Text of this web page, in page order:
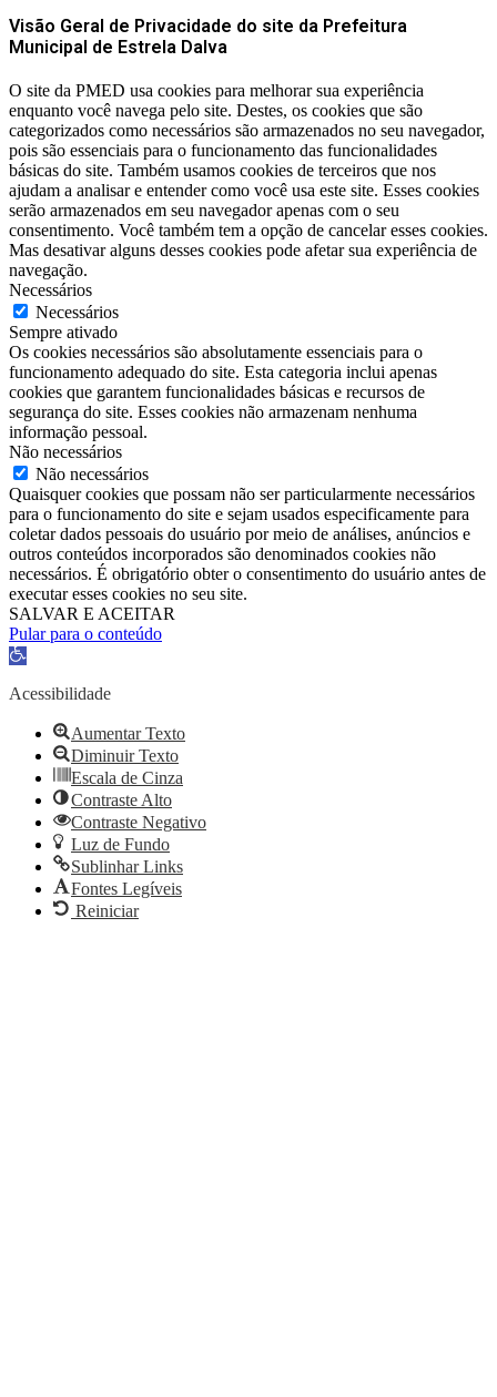
Visão Geral de Privacidade do site da Prefeitura
Municipal de Estrela Dalva
O site da PMED usa cookies para melhorar sua experiência
enquanto você navega pelo site. Destes, os cookies que são
categorizados como necessários são armazenados no seu navegador,
pois são essenciais para o funcionamento das funcionalidades
básicas do site. Também usamos cookies de terceiros que nos
ajudam a analisar e entender como você usa este site. Esses cookies
serão armazenados em seu navegador apenas com o seu
consentimento. Você também tem a opção de cancelar esses cookies.
Mas desativar alguns desses cookies pode afetar sua experiência de
navegação.
Necessários
Necessários
Sempre ativado
Os cookies necessários são absolutamente essenciais para o
funcionamento adequado do site. Esta categoria inclui apenas
cookies que garantem funcionalidades básicas e recursos de
segurança do site. Esses cookies não armazenam nenhuma
informação pessoal.
Não necessários
Não necessários
Quaisquer cookies que possam não ser particularmente necessários
para o funcionamento do site e sejam usados ​​especificamente para
coletar dados pessoais do usuário por meio de análises, anúncios e
outros conteúdos incorporados são denominados cookies não
necessários. É obrigatório obter o consentimento do usuário antes de
executar esses cookies no seu site.
SALVAR E ACEITAR
Pular para o conteúdo
Barra
Ferramentas
Acessibilidade
Aumentar Texto
Diminuir Texto
Escala de Cinza
Contraste Alto
Contraste Negativo
Luz de Fundo
Sublinhar Links
Fontes Legíveis
Reiniciar